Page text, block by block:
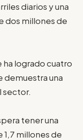
diarios y una
dos millones de
ha logrado cuatro
demuestra una
sector.
tener una
millones de